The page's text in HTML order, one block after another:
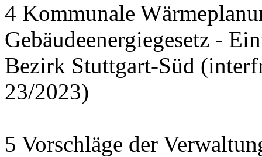
4 Kommunale
Gebäudeenergiegesetz -
Bezirk Stuttgart-Süd
23/2023)
5 Vorschläge der